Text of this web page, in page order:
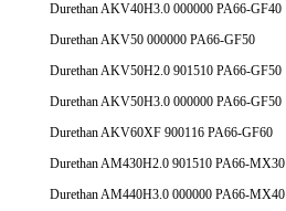
Durethan AKV40H3.0 000000 PA66-GF40
Durethan AKV50 000000 PA66-GF50
Durethan AKV50H2.0 901510 PA66-GF50
Durethan AKV50H3.0 000000 PA66-GF50
Durethan AKV60XF 900116 PA66-GF60
Durethan AM430H2.0 901510 PA66-MX30
Durethan AM440H3.0 000000 PA66-MX40